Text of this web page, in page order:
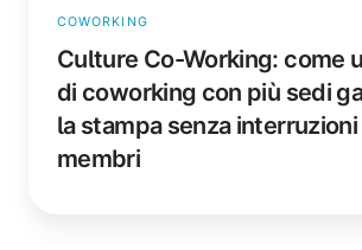
100
membri
COWORKING
Culture Co-Working: come
di coworking con più sedi
la stampa senza
membri